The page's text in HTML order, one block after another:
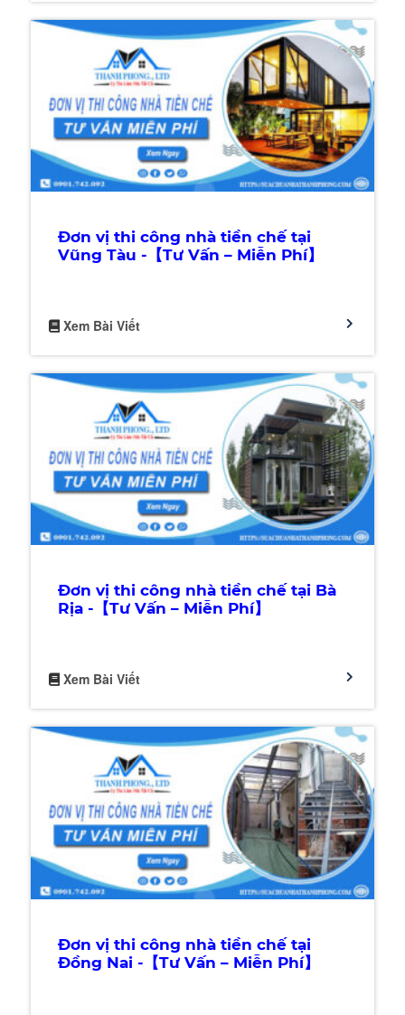
Đơn vị thi công nhà tiền chế tại
Vũng Tàu -【Tư Vấn – Miễn Phí】
Xem Bài Viết
Đơn vị thi công nhà tiền chế tại Bà
Rịa -【Tư Vấn – Miễn Phí】
Xem Bài Viết
Đơn vị thi công nhà tiền chế tại
Đồng Nai -【Tư Vấn – Miễn Phí】